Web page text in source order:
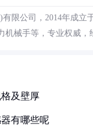
限公司，2014年成立
机械手等，专业权威，
及壁厚
有哪些呢